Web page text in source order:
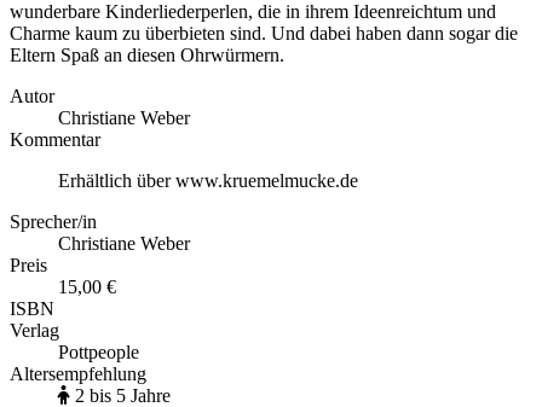
wunderbare Kinderliederperlen, die in ihrem Ideenreichtum und
Charme kaum zu überbieten sind. Und dabei haben dann sogar die
Eltern Spaß an diesen Ohrwürmern.
Autor
Christiane Weber
Kommentar
Erhältlich über www.kruemelmucke.de
Sprecher/in
Christiane Weber
Preis
15,00 €
ISBN
Verlag
Pottpeople
Altersempfehlung
2 bis 5 Jahre